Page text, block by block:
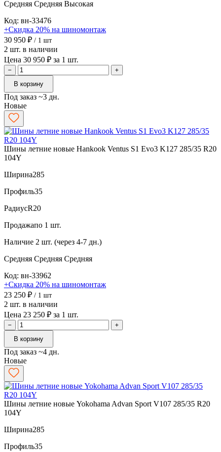
Средняя Средняя Высокая
Код: вн-33476
+Скидка 20% на шиномонтаж
30 950 ₽ / 1 шт
2 шт. в наличии
Цена 30 950 ₽ за 1 шт.
−
+
В корзину
Под заказ ~3 дн.
Новые
Шины летние новые Hankook Ventus S1 Evo3 K127 285/35 R20
104Y
Ширина285
Профиль35
РадиусR20
Продажапо 1 шт.
Наличие 2 шт. (через 4-7 дн.)
Средняя Средняя Средняя
Код: вн-33962
+Скидка 20% на шиномонтаж
23 250 ₽ / 1 шт
2 шт. в наличии
Цена 23 250 ₽ за 1 шт.
−
+
В корзину
Под заказ ~4 дн.
Новые
Шины летние новые Yokohama Advan Sport V107 285/35 R20
104Y
Ширина285
Профиль35